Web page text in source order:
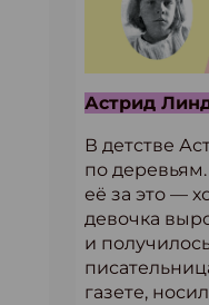
Астрид
В детстве
по
её за это —
девочка
и
газете,